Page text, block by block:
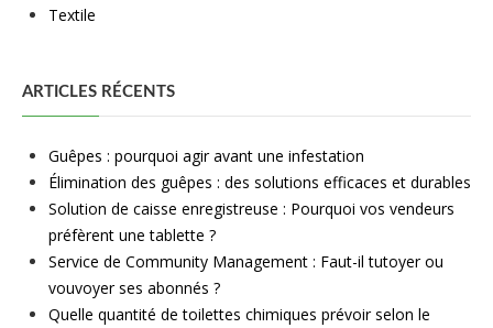
Textile
ARTICLES RÉCENTS
Guêpes : pourquoi agir avant une infestation
Élimination des guêpes : des solutions efficaces et durables
Solution de caisse enregistreuse : Pourquoi vos vendeurs
préfèrent une tablette ?
Service de Community Management : Faut-il tutoyer ou
vouvoyer ses abonnés ?
Quelle quantité de toilettes chimiques prévoir selon le